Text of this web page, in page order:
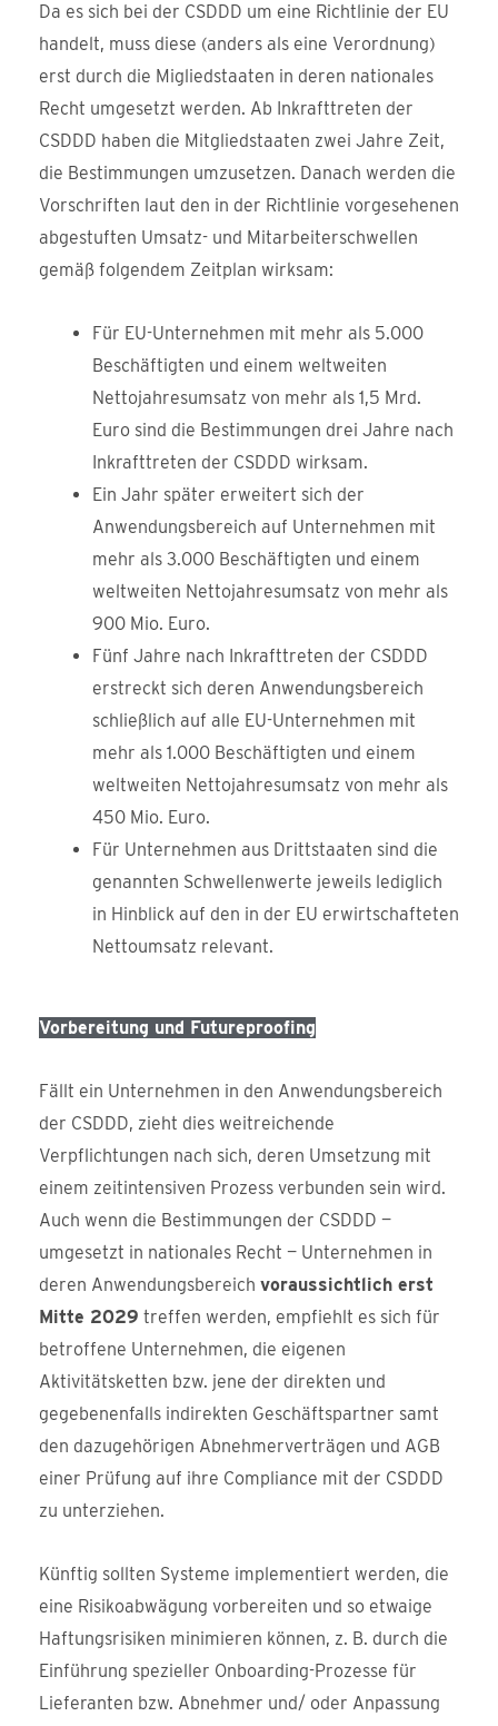
Da es sich bei der CSDDD um eine Richtlinie der EU
handelt, muss diese (anders als eine Verordnung)
erst durch die Migliedstaaten in deren nationales
Recht umgesetzt werden. Ab Inkrafttreten der
CSDDD haben die Mitgliedstaaten zwei Jahre Zeit,
die Bestimmungen umzusetzen. Danach werden die
Vorschriften laut den in der Richtlinie vorgesehenen
abgestuften Umsatz- und Mitarbeiterschwellen
gemäß folgendem Zeitplan wirksam:
Für EU-Unternehmen mit mehr als 5.000
Beschäftigten und einem weltweiten
Nettojahresumsatz von mehr als 1,5 Mrd.
Euro sind die Bestimmungen drei Jahre nach
Inkrafttreten der CSDDD wirksam.
Ein Jahr später erweitert sich der
Anwendungsbereich auf Unternehmen mit
mehr als 3.000 Beschäftigten und einem
weltweiten Nettojahresumsatz von mehr als
900 Mio. Euro.
Fünf Jahre nach Inkrafttreten der CSDDD
erstreckt sich deren Anwendungsbereich
schließlich auf alle EU-Unternehmen mit
mehr als 1.000 Beschäftigten und einem
weltweiten Nettojahresumsatz von mehr als
450 Mio. Euro.
Für Unternehmen aus Drittstaaten sind die
genannten Schwellenwerte jeweils lediglich
in Hinblick auf den in der EU erwirtschafteten
Nettoumsatz relevant.
Vorbereitung und Futureproofing
Fällt ein Unternehmen in den Anwendungsbereich
der CSDDD, zieht dies weitreichende
Verpflichtungen nach sich, deren Umsetzung mit
einem zeitintensiven Prozess verbunden sein wird.
Auch wenn die Bestimmungen der CSDDD —
umgesetzt in nationales Recht — Unternehmen in
deren Anwendungsbereich voraussichtlich erst
Mitte 2029 treffen werden, empfiehlt es sich für
betroffene Unternehmen, die eigenen
Aktivitätsketten bzw. jene der direkten und
gegebenenfalls indirekten Geschäftspartner samt
den dazugehörigen Abnehmerverträgen und AGB
einer Prüfung auf ihre Compliance mit der CSDDD
zu unterziehen.
Künftig sollten Systeme implementiert werden, die
eine Risikoabwägung vorbereiten und so etwaige
Haftungsrisiken minimieren können, z. B. durch die
Einführung spezieller Onboarding-Prozesse für
Lieferanten bzw. Abnehmer und/ oder Anpassung